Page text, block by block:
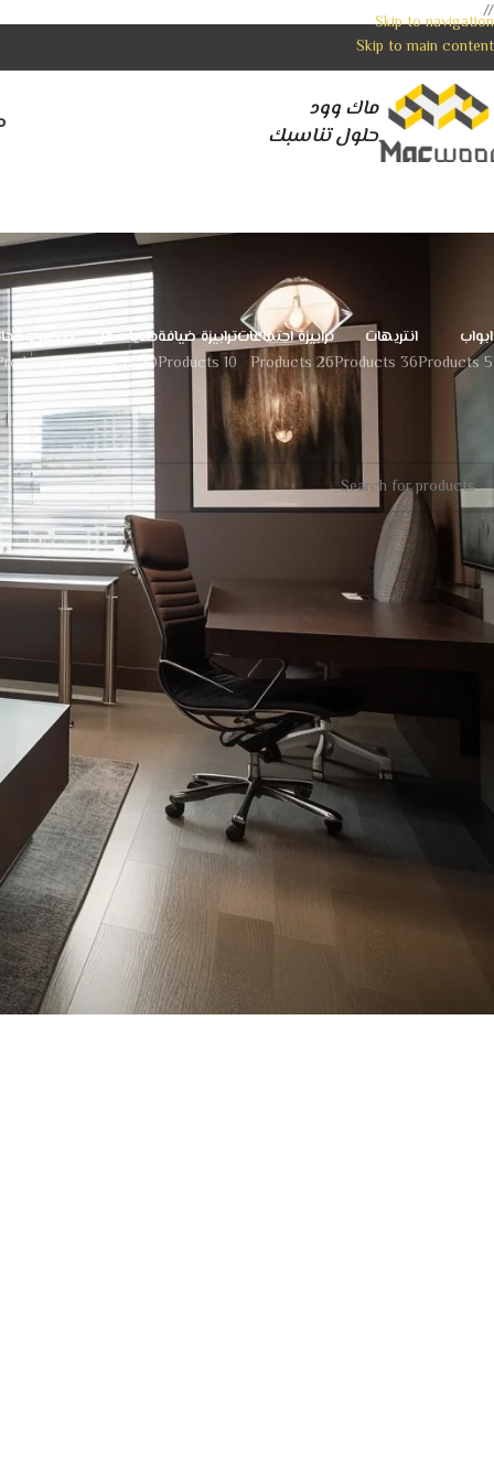
//
Skip to navigation
Skip to main content
ماك وود
حلول تناسبك
ابواب
5 Products
انتريهات
36 Products
ترابيزة اجتماعات
26 Products
ترابيزة ضيافة
10 Products
خلايا عمل
20 Products
ديكور و
10 Products
الرئيسية
غير مصنف
لا توجد منتجات تتوافق مع اختيارك.